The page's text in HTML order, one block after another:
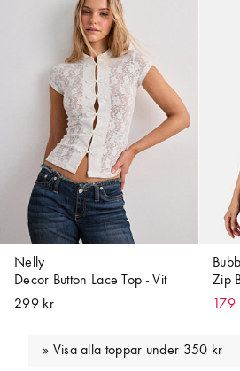
Nelly
Decor Button Lace Top - Vit
299 kr
Zip
Visa alla toppar under 350 kr